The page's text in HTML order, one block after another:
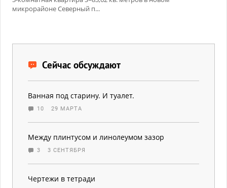
микрорайоне Северный п...
Сейчас обсуждают
Ванная под старину. И туалет.
10 29 МАРТА
Между плинтусом и линолеумом зазор
3 3 СЕНТЯБРЯ
Чертежи в тетради